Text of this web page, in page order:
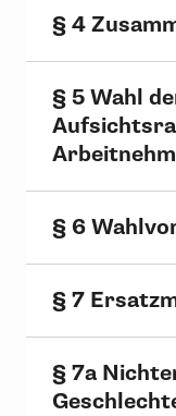
§ 4
§ 5 Wahl
§ 6
§ 7
§ 7a